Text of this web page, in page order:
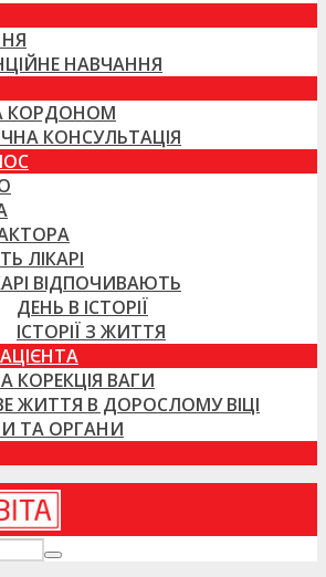
НАВЧАННЯ
КОРДОНОМ
КОНСУЛЬТАЦІЯ
ЛІКАРІ
ВІДПОЧИВАЮТЬ
ДЕНЬ В ІСТОРІЇ
ІСТОРІЇ З ЖИТТЯ
КОРЕКЦІЯ ВАГИ
ЖИТТЯ В ДОРОСЛОМУ ВІЦІ
ТА ОРГАНИ